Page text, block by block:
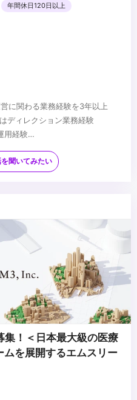
年間休日120日以上
に関わる業務経験を3年以上
ディレクション業務経験
用経験
リエイティブ業務に携わった経
聞いてみたい
！＜日本最大級の医療
を展開するエムスリー